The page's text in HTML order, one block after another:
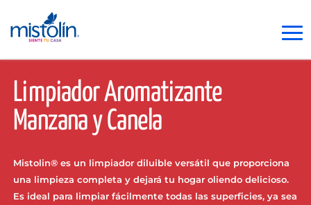
Limpiador Aromatizante
Manzana y Canela
Mistolin® es un limpiador diluible versátil que proporciona
una limpieza completa y dejará tu hogar oliendo delicioso.
Es ideal para limpiar fácilmente todas las superficies, ya sea